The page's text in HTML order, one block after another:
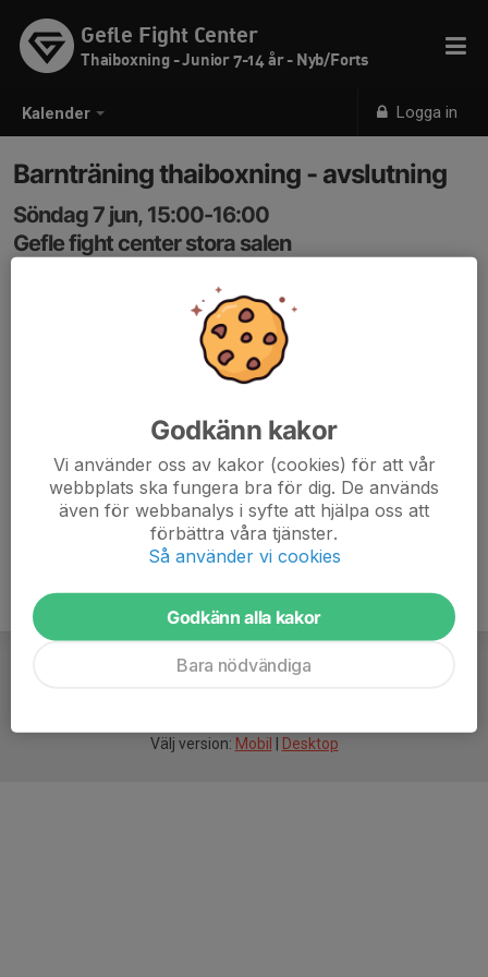
Kalender Logga in
Gefle Fight Center
Thaiboxning - Junior 7-14 år - Nyb/Forts
Barnträning thaiboxning - avslutning
Söndag 7 jun, 15:00-16:00
Gefle fight center stora salen
Thaiboxning för barn med coach Jacob Karlsson.
Koden för att komma in är 3366
Välj version: Mobil Desktop
Godkänn kakor
Vi använder oss av kakor (cookies) för att vår
webbplats ska fungera bra för dig. De används
även för webbanalys i syfte att hjälpa oss att
förbättra våra tjänster.
Så använder vi cookies
Godkänn alla kakor
Bara nödvändiga